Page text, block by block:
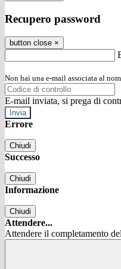
Recupero password
button close ×
Non hai una e-mail associata al
E-mail inviata, si prega di
Errore
Chiudi
Successo
Chiudi
Informazione
Chiudi
Attendere...
Attendere il completamento